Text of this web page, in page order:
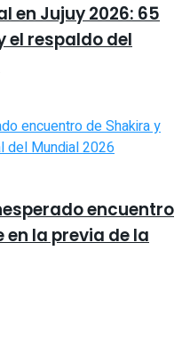
en Jujuy 2026: 65
el respaldo del
encuentro
en la previa de la